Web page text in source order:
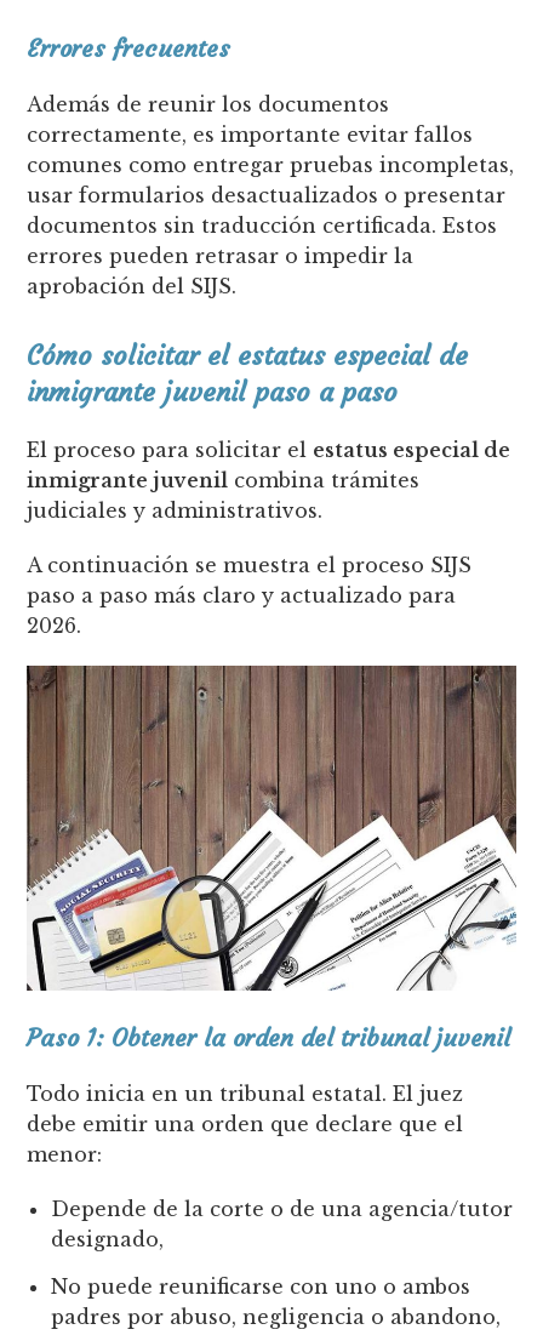
Errores frecuentes
Además de reunir los documentos
correctamente, es importante evitar fallos
comunes como entregar pruebas incompletas,
usar formularios desactualizados o presentar
documentos sin traducción certificada. Estos
errores pueden retrasar o impedir la
aprobación del SIJS.
Cómo solicitar el estatus especial de
inmigrante juvenil paso a paso
El proceso para solicitar el estatus especial de
inmigrante juvenil combina trámites
judiciales y administrativos.
A continuación se muestra el proceso SIJS
paso a paso más claro y actualizado para
2026.
Paso 1: Obtener la orden del tribunal juvenil
Todo inicia en un tribunal estatal. El juez
debe emitir una orden que declare que el
menor:
Depende de la corte o de una agencia/tutor
designado,
No puede reunificarse con uno o ambos
padres por abuso, negligencia o abandono,